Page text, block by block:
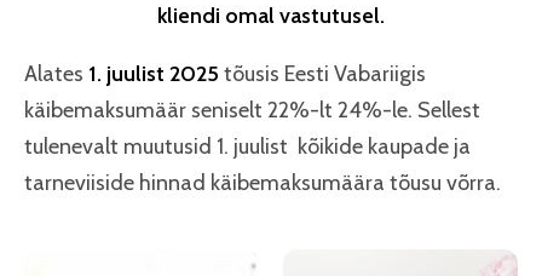
kliendi omal vastutusel.
Alates 1. juulist 2025 tõusis Eesti Vabariigis
käibemaksumäär seniselt 22%-lt 24%-le. Sellest
tulenevalt muutusid 1. juulist kõikide kaupade ja
tarneviiside hinnad käibemaksumäära tõusu võrra.